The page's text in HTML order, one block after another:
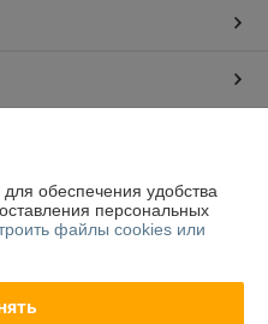
обеспечения удобства
персональных
файлы cookies или